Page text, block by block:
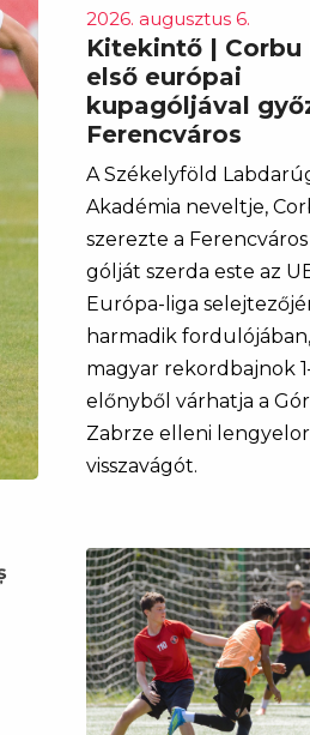
2026. augusztus 6.
Kitekintő | Corbu
első európai
kupagóljával
Ferencváros
A Székelyföld
Akadémia neveltje,
szerezte a
gólját szerda este az
Európa-liga
harmadik
magyar rekordbajnok
előnyből várhatja a
Zabrze elleni
visszavágót.